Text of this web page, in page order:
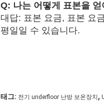
Q: 나는 어떻게 표본을
대답: 표본 요금, 표본 요
평일일 수 있습니다.
태그: 전기 underfloor 난방 보온장치 ,